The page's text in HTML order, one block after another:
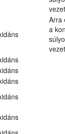
Arra
a